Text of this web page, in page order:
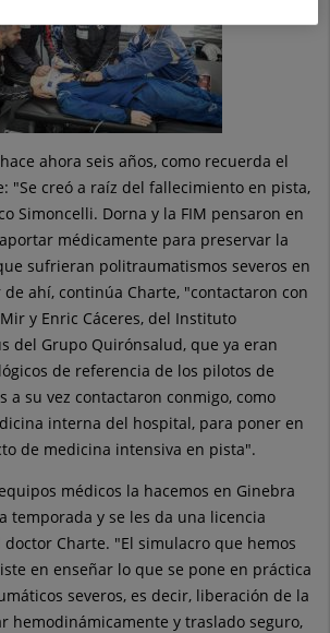
ahora seis años, como recuerda el
"Se creó a raíz del fallecimiento en pista,
Simoncelli. Dorna y la FIM pensaron en
médicamente para preservar la
sufrieran politraumatismos severos en
ahí, continúa Charte, "contactaron con
y Enric Cáceres, del Instituto
del Grupo Quirónsalud, que ya eran
de referencia de los pilotos de
a su vez contactaron conmigo, como
interna del hospital, para poner en
de medicina intensiva en pista".
médicos la hacemos en Ginebra
temporada y se les da una licencia
doctor Charte. "El simulacro que hemos
en enseñar lo que se pone en práctica
severos, es decir, liberación de la
hemodinámicamente y traslado seguro,